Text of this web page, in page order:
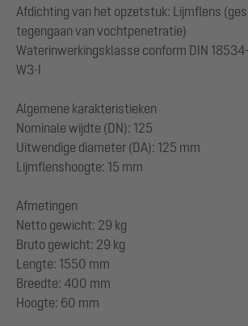
Afdichting van het opzetstuk: Lijmflens
tegengaan van vochtpenetratie)
Waterinwerkingsklasse conform DIN
W3-I
Algemene karakteristieken
Nominale wijdte (DN): 125
Uitwendige diameter (DA): 125 mm
Lijmflenshoogte: 15 mm
Afmetingen
Netto gewicht: 29 kg
Bruto gewicht: 29 kg
Lengte: 1550 mm
Breedte: 400 mm
Hoogte: 60 mm